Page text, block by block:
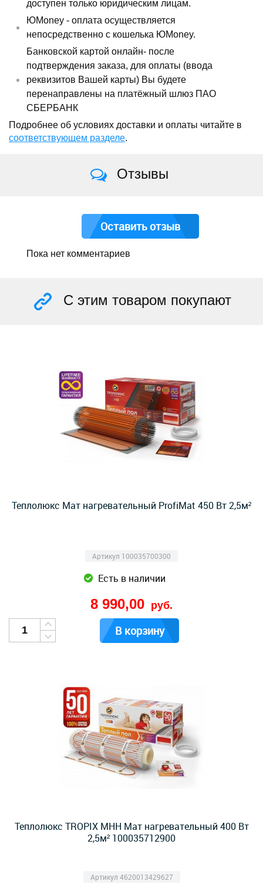
доступен только юридическим лицам.
ЮMoney - оплата осуществляется
непосредственно с кошелька ЮMoney.
Банковской картой онлайн- после
подтверждения заказа, для оплаты (ввода
реквизитов Вашей карты) Вы будете
перенаправлены на платёжный шлюз ПАО
СБЕРБАНК
Подробнее об условиях доставки и оплаты читайте в
соответствующем разделе.
Отзывы
Оставить отзыв
Пока нет комментариев
С этим товаром покупают
Теплолюкс Мат нагревательный ProfiMat 450 Вт 2,5м²
Артикул 100035700300
Есть в наличии
8 990,00 руб.
В корзину
Теплолюкс TROPIX МНН Мат нагревательный 400 Вт
2,5м² 100035712900
Артикул 4620013429627